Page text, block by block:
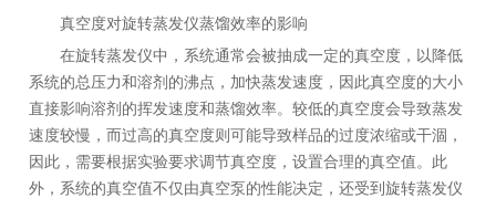
真空度对旋转蒸发仪蒸馏效率的影响
在旋转蒸发仪中，系统通常会被抽成一定的真空度，以降低
系统的总压力和溶剂的沸点，加快蒸发速度，因此真空度的大小
直接影响溶剂的挥发速度和蒸馏效率。较低的真空度会导致蒸发
速度较慢，而过高的真空度则可能导致样品的过度浓缩或干涸，
因此，需要根据实验要求调节真空度，设置合理的真空值。此
外，系统的真空值不仅由真空泵的性能决定，还受到旋转蒸发仪